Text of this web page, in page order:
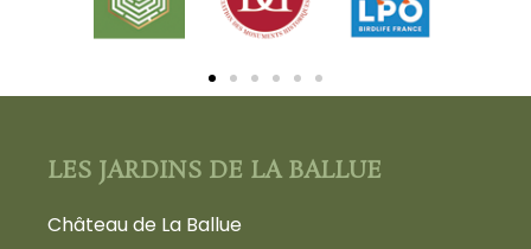
LES JARDINS DE LA BALLUE
Château de La Ballue